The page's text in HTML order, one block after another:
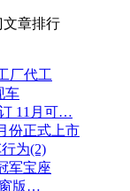
文章排行
厂代工
车
11月可…
份正式上市
为(2)
军宝座
窗版…